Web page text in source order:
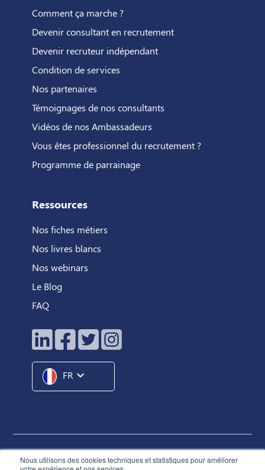
Nous utilisons des cookies techniques et statistiques pour améliorer
Comment ça marche ?
Devenir consultant en recrutement
Devenir recruteur indépendant
Condition de services
Nos partenaires
Témoignages de nos consultants
Vidéos de nos Ambassadeurs
Vous êtes professionnel du recrutement ?
Programme de parrainage
Ressources
Nos fiches métiers
Nos livres blancs
Nos webinars
Le Blog
FAQ
FR expand_more
Hunteed SAS ©2026® Tous droits réservés